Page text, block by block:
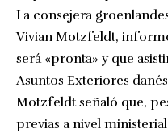
La consejera
Vivian Motzfeldt,
será «pronta» y que
Asuntos Exteriores
Motzfeldt señaló que,
previas a nivel